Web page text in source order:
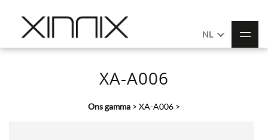
NL
XA-A006
Ons gamma > XA-A006 >